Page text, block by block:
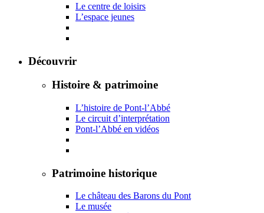
Le centre de loisirs
L’espace jeunes
Découvrir
Histoire & patrimoine
L’histoire de Pont-l’Abbé
Le circuit d’interprétation
Pont-l’Abbé en vidéos
Patrimoine historique
Le château des Barons du Pont
Le musée